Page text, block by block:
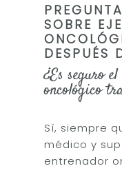
SOBRE
DESPUÉS
¿Es seguro
oncológico
Sí, siempre
médico y
entrenador